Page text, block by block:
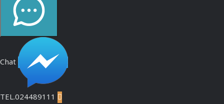
Chat
TEL.024489111 